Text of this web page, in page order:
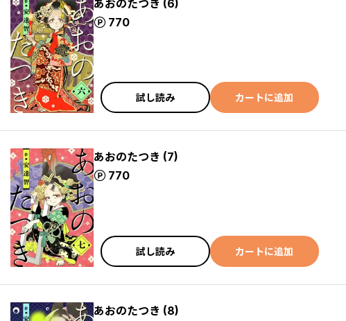
あおのたつき (6)
770
ポイント
試し読み カートに追加
あおのたつき (7)
770
ポイント
試し読み カートに追加
あおのたつき (8)